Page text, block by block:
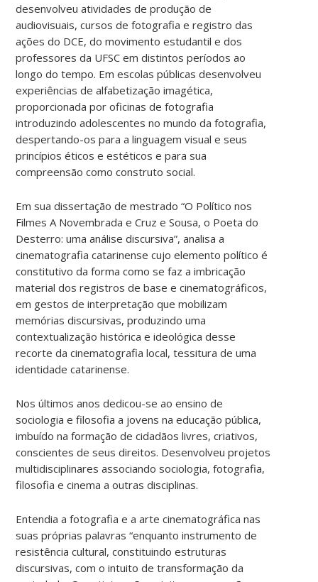
desenvolveu atividades de produção de
audiovisuais, cursos de fotografia e registro das
ações do DCE, do movimento estudantil e dos
professores da UFSC em distintos períodos ao
longo do tempo. Em escolas públicas desenvolveu
experiências de alfabetização imagética,
proporcionada por oficinas de fotografia
introduzindo adolescentes no mundo da fotografia,
despertando-os para a linguagem visual e seus
princípios éticos e estéticos e para sua
compreensão como construto social.
Em sua dissertação de mestrado “O Político nos
Filmes A Novembrada e Cruz e Sousa, o Poeta do
Desterro: uma análise discursiva”, analisa a
cinematografia catarinense cujo elemento político é
constitutivo da forma como se faz a imbricação
material dos registros de base e cinematográficos,
em gestos de interpretação que mobilizam
memórias discursivas, produzindo uma
contextualização histórica e ideológica desse
recorte da cinematografia local, tessitura de uma
identidade catarinense.
Nos últimos anos dedicou-se ao ensino de
sociologia e filosofia a jovens na educação pública,
imbuído na formação de cidadãos livres, criativos,
conscientes de seus direitos. Desenvolveu projetos
multidisciplinares associando sociologia, fotografia,
filosofia e cinema a outras disciplinas.
Entendia a fotografia e a arte cinematográfica nas
suas próprias palavras “enquanto instrumento de
resistência cultural, constituindo estruturas
discursivas, com o intuito de transformação da